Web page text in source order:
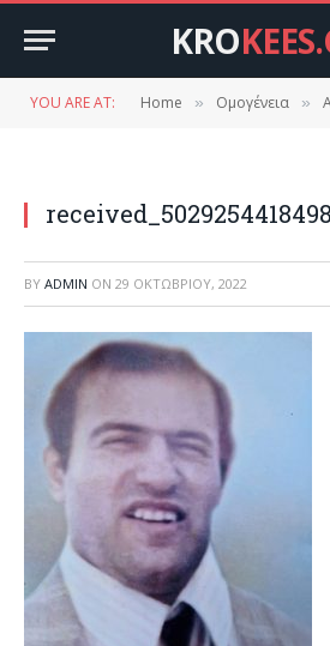
KRO
YOU ARE AT: Home » Ομογένεια »
BY ADMIN ON 29 ΟΚΤΩΒΡΊΟΥ, 2022